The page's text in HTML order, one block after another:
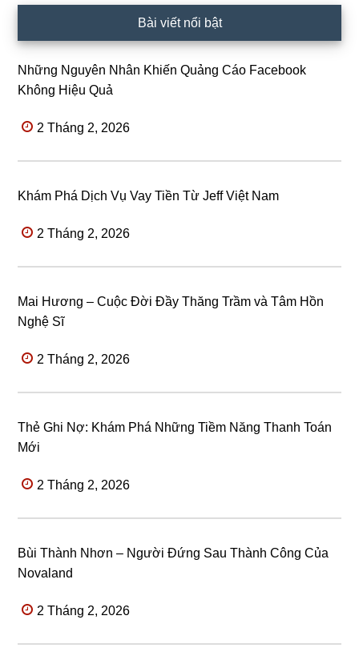
Bài viết nổi bật
Những Nguyên Nhân Khiến Quảng Cáo Facebook
Không Hiệu Quả
2 Tháng 2, 2026
Khám Phá Dịch Vụ Vay Tiền Từ Jeff Việt Nam
2 Tháng 2, 2026
Mai Hương – Cuộc Đời Đầy Thăng Trầm và Tâm Hồn
Nghệ Sĩ
2 Tháng 2, 2026
Thẻ Ghi Nợ: Khám Phá Những Tiềm Năng Thanh Toán
Mới
2 Tháng 2, 2026
Bùi Thành Nhơn – Người Đứng Sau Thành Công Của
Novaland
2 Tháng 2, 2026